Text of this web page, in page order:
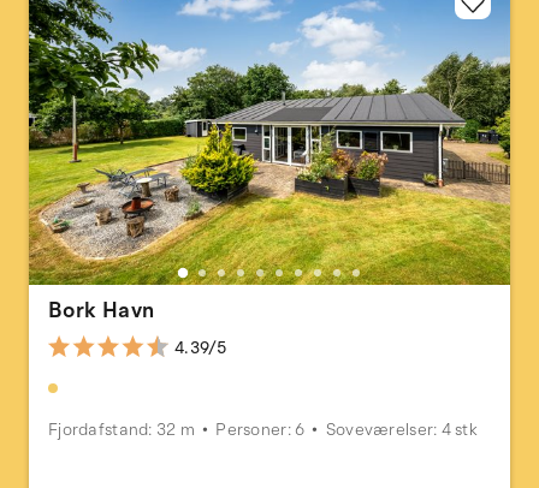
Bork Havn
4.39/5
Fjordafstand: 32 m Personer: 6 Soveværelser: 4 stk